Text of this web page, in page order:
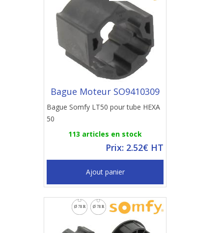
Bague Moteur SO9410309
Bague Somfy LT50 pour tube HEXA
50
113 articles en stock
Prix: 2.52€ HT
Ajout panier